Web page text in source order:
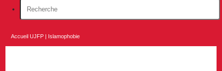
Accueil UJFP Islamophobie